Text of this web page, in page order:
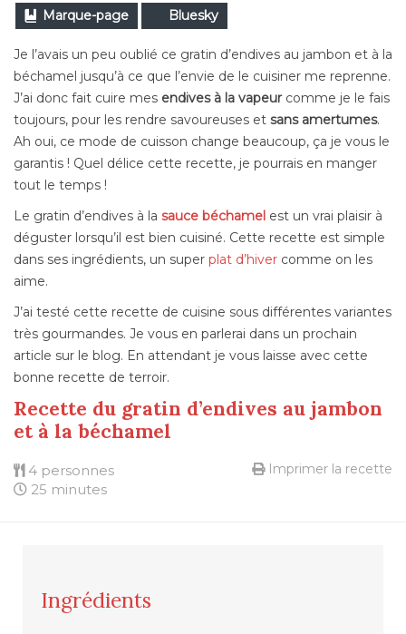
Marque-page
Bluesky
Je l’avais un peu oublié ce gratin d’endives au jambon et à la
béchamel jusqu’à ce que l’envie de le cuisiner me reprenne.
J’ai donc fait cuire mes endives à la vapeurcomme je le fais
toujours, pour les rendre savoureuses et sans amertumes.
Ah oui, ce mode de cuisson change beaucoup, ça je vous le
garantis ! Quel délice cette recette, je pourrais en manger
tout le temps !
Le gratin d’endives à la sauce béchamel est un vrai plaisir à
déguster lorsqu’il est bien cuisiné. Cette recette est simple
dans ses ingrédients, un super plat d’hiver comme on les
aime.
J’ai testé cette recette de cuisine sous différentes variantes
très gourmandes. Je vous en parlerai dans un prochain
article sur le blog. En attendant je vous laisse avec cette
bonne recette de terroir.
Recette du gratin d’endives au jambon
et à la béchamel
4 personnes
25 minutes
Imprimer la recette
Ingrédients